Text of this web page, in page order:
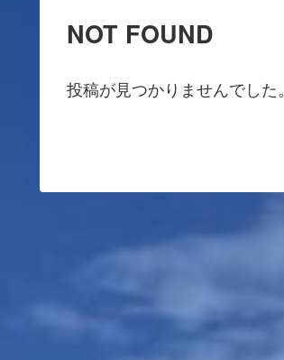
NOT FOUND
投稿が見つかりませんでした。